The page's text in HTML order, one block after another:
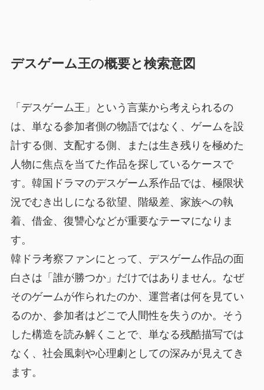
デスゲーム王の概要と検索意図
「デスゲーム王」という言葉から考えられるの
は、単なる参加者側の物語ではなく、ゲームを設
計する側、支配する側、または生き残りを極めた
人物に焦点を当てた作品を探しているケースで
す。韓国ドラマのデスゲーム系作品では、極限状
況でむき出しになる欲望、階級差、家族への執
着、借金、復讐心などが重要なテーマになりま
す。
韓ドラ考察ファンにとって、デスゲーム作品の面
白さは「誰が勝つか」だけではありません。なぜ
そのゲームが作られたのか、運営者は何を見てい
るのか、参加者はどこで人間性を失うのか。そう
した構造を読み解くことで、単なる残酷描写では
なく、社会風刺や心理劇としての深みが見えてき
ます。